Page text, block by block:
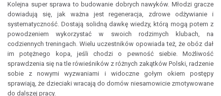
Kolejna super sprawa to budowanie dobrych nawyków. Młodzi gracze
dowiadują się, jak ważna jest regeneracja, zdrowe odżywianie i
systematyczność. Dostają solidną dawkę wiedzy, którą mogą potem z
powodzeniem wykorzystać w swoich rodzimych klubach, na
codziennych treningach. Wielu uczestników opowiada też, że obóz dał
im potężnego kopa, jeśli chodzi o pewność siebie. Możliwość
sprawdzenia się na tle rówieśników z różnych zakątków Polski, radzenie
sobie z nowymi wyzwaniami i widoczne gołym okiem postępy
sprawiają, że dzieciaki wracają do domów niesamowicie zmotywowane
do dalszej pracy.